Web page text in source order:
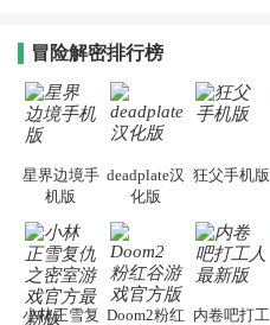
冒险解密排行榜
星界边境手
机版
deadplate汉
化版
狂父手机版
小林正雪复 Doom2粉红 内卷吧打工